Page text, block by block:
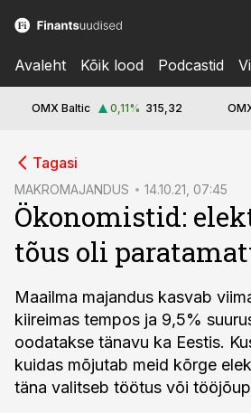
Avaleht Kõik lood Podcastid
OMX Baltic 0,11% 315,32
Tagasi
MAKROMAJANDUS 14.10.21, 07:45
Ökonomistid:
tõus oli
Maailma majandus kasvab
kiireimas tempos ja 9,5%
oodatakse tänavu ka Eestis.
kuidas mõjutab meid kõrge
täna valitseb töötus või